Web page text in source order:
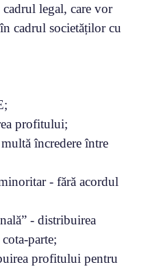
legal, care vor
cadrul societăților cu
profitului;
încredere între
- fără acordul
- distribuirea
parte;
profitului pentru